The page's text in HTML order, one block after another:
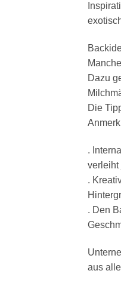
Dazu
Die
.
verleiht
.
. Den
aus